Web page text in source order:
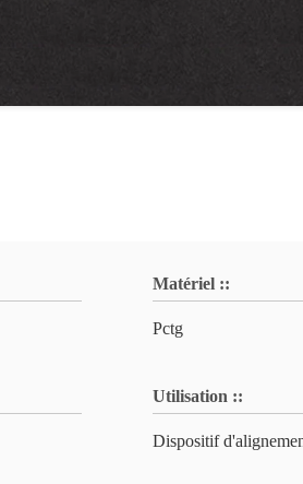
Matériel ::
Pctg
Utilisation ::
Dispositif